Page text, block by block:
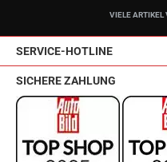
VIELE ARTIKEL
SERVICE-HOTLINE
SICHERE ZAHLUNG